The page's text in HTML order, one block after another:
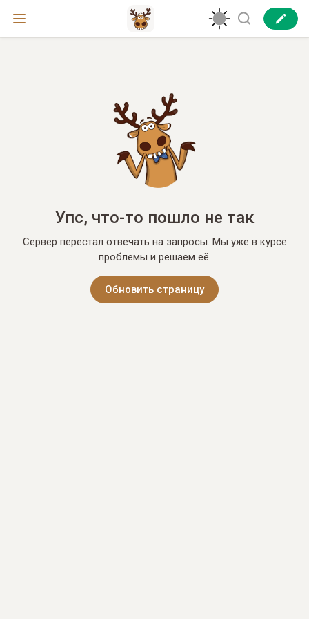
Упс, что-то пошло не так
Сервер перестал отвечать на запросы. Мы уже в курсе
проблемы и решаем её.
Обновить страницу